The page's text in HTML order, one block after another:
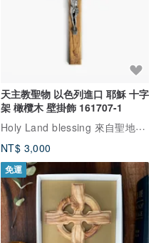
天主教聖物 以色列進口 耶穌 十字
架 橄欖木 壁掛飾 161707-1
Holy Land blessing 來自聖地的祝福
NT$ 3,000
免運